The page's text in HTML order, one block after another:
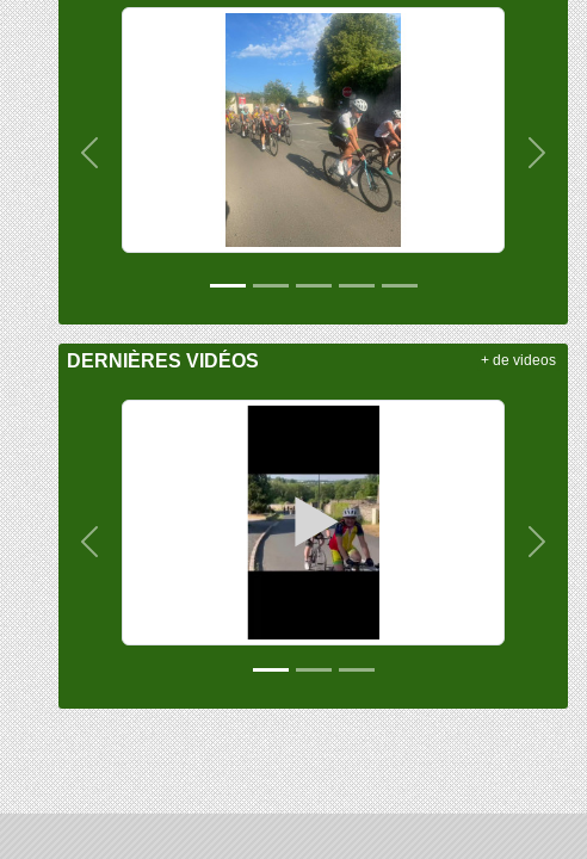
Précedent
DERNIÈRES VIDÉOS
Précedent
+ de videos